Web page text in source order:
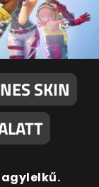
SKIN